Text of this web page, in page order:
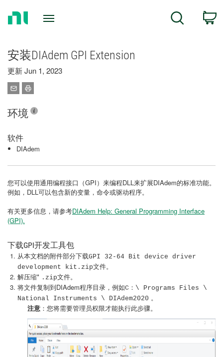
Search
安装DIAdem GPI Extension
更新 Jun 1, 2023
环境
软件
DIAdem
您可以使用通用编程接口（GPI）来编程DLL来扩展DIAdem的标准功能。
例如，DLL可以包含新的变量，命令或驱动程序。
有关更多信息，请参考DIAdem Help: General Programming Interface
(GPI).
下载GPI开发工具包
从本文档的附件部分下载GPI 32-64 Bit device driver
development kit.zip文件。
解压缩* .zip文件。
将文件复制到DIAdem程序目录，例如C：\ Programs Files \
National Instruments \ DIAdem2020 。
注意 ：您将需要管理员权限才能执行此步骤。